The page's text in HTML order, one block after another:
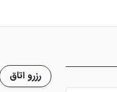
در وعده های مختلف را
و قیمت مناسب ترین تور های
رزرو اتاق